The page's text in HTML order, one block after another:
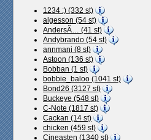
1234 :) (332 st)
algesson (54 st)
AndersÃ… (41 st)
Andybrando (54 st)
annmani (8 st)
Astoon (136 st)
Bobban (1 st)
bobbie_baloo (1041 st)
Bond26 (3127 st)
Buckeye (548 st)
C-Note (1817 st)
Cackan (14 st)
chicken (459 st)
Cineasten (1340 st)